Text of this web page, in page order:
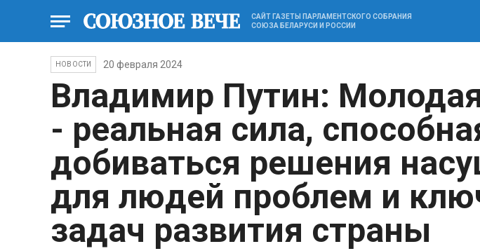
САЙТ ГАЗЕТЫ ПАРЛАМЕНТСКОГО СОБРАНИЯ
СОЮЗА БЕЛАРУСИ И РОССИИ
НОВОСТИ 20 февраля 2024
Владимир Путин:
- реальная сила,
добиваться решения
для людей проблем и
задач развития страны